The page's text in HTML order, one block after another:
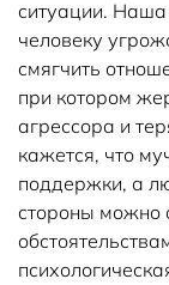
ситуации. Наша
человеку
смягчить
при котором
агрессора и
кажется, что
поддержки, а
стороны можно